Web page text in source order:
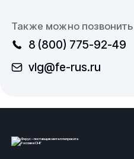
Также можно
8 (800) 775-92-49
vlg@fe-rus.ru